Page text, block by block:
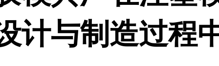
计与制造过程